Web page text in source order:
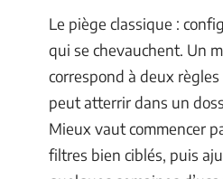
Le piège classique :
qui se chevauchent. Un
correspond à deux
peut atterrir dans un
Mieux vaut commencer
filtres bien ciblés, puis